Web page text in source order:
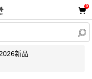
0
新品